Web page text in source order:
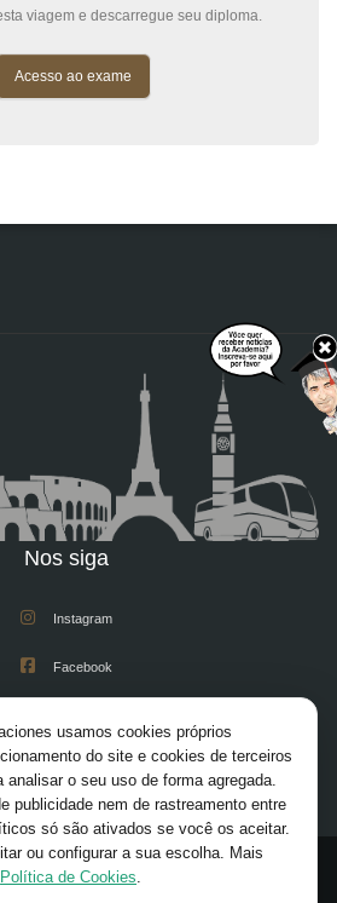
viagem e descarregue seu diploma.
Acesso ao exame
Nos siga
Instagram
Facebook
X/Twitter
Pinterest
All rights reserved.
usamos cookies próprios
do site e cookies de terceiros
analisar o seu uso de forma agregada.
publicidade nem de rastreamento entre
só são ativados se você os aceitar.
ou configurar a sua escolha. Mais
Política de Cookies.